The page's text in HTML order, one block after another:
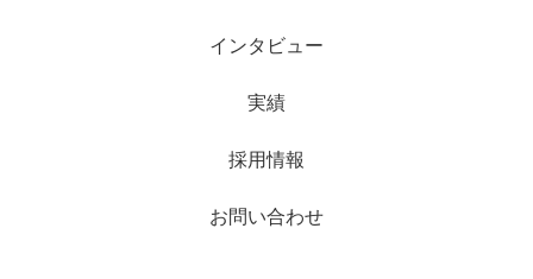
インタビュー
実績
採用情報
お問い合わせ